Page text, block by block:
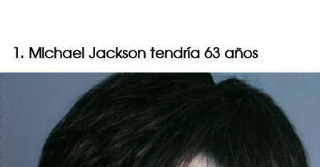
1. Michael Jackson tendría 63 años